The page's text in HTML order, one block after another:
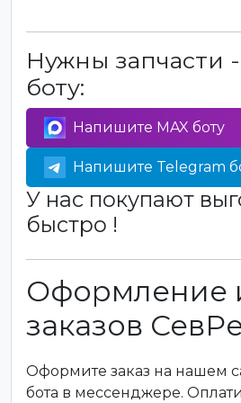
Нужны запчасти
боту:
Напишите MAX боту
Напишите Telegram
У нас покупают
быстро !
Оформление
заказов
Оформите заказ на нашем
бота в мессенджере.